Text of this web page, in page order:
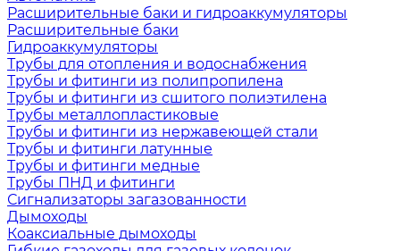
Расширительные баки и гидроаккумуляторы
Расширительные баки
Гидроаккумуляторы
Трубы для отопления и водоснабжения
Трубы и фитинги из полипропилена
Трубы и фитинги из сшитого полиэтилена
Трубы металлопластиковые
Трубы и фитинги из нержавеющей стали
Трубы и фитинги латунные
Трубы и фитинги медные
Трубы ПНД и фитинги
Сигнализаторы загазованности
Дымоходы
Коаксиальные дымоходы